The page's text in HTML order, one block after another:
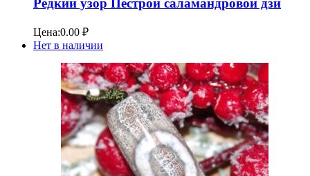
Редкий узор Пестрой саламандровой дзи
Цена:0.00 ₽
Нет в наличии